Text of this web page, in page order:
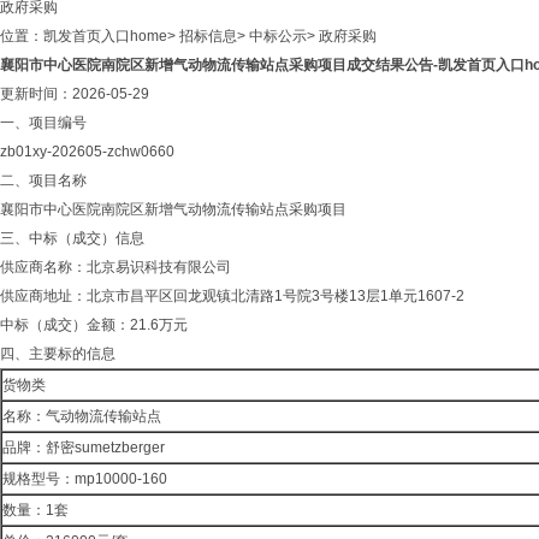
政府采购
位置： 凯发首页入口home> 招标信息> 中标公示> 政府采购
襄阳市中心医院南院区新增气动物流传输站点采购项目成交结果公告-凯发首页入口
更新时间：2026-05-29
一、项目编号
zb01xy-202605-zchw0660
二、项目名称
襄阳市中心医院南院区新增气动物流传输站点采购项目
三、中标（成交）信息
供应商名称：北京易识科技有限公司
供应商地址：北京市昌平区回龙观镇北清路1号院3号楼13层1单元1607-2
中标（成交）金额：21.6万元
四、主要标的信息
货物类
名称：气动物流传输站点
品牌：舒密sumetzberger
规格型号：mp10000-160
数量：1套